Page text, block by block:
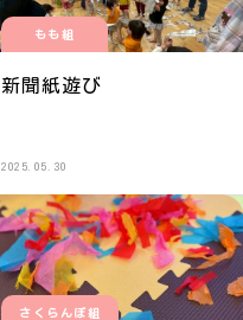
もも組
新聞紙遊び
2025.05.30
さくらんぼ組